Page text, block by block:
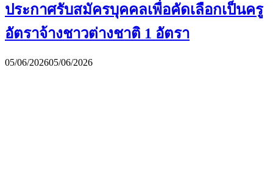
ประกาศรับสมัครบุคคลเพื่อคัดเลือกเป็นครู
อัตราจ้างชาวต่างชาติ 1 อัตรา
05/06/202605/06/2026